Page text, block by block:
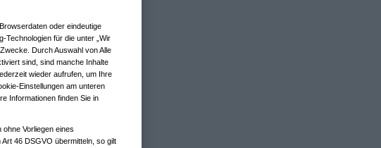
oder eindeutige
Technologien für die unter „Wir
Durch Auswahl von Alle
sind, sind manche Inhalte
wieder aufrufen, um Ihre
Einstellungen am unteren
Informationen finden Sie in
Vorliegen eines
46 DSGVO übermitteln, so gilt